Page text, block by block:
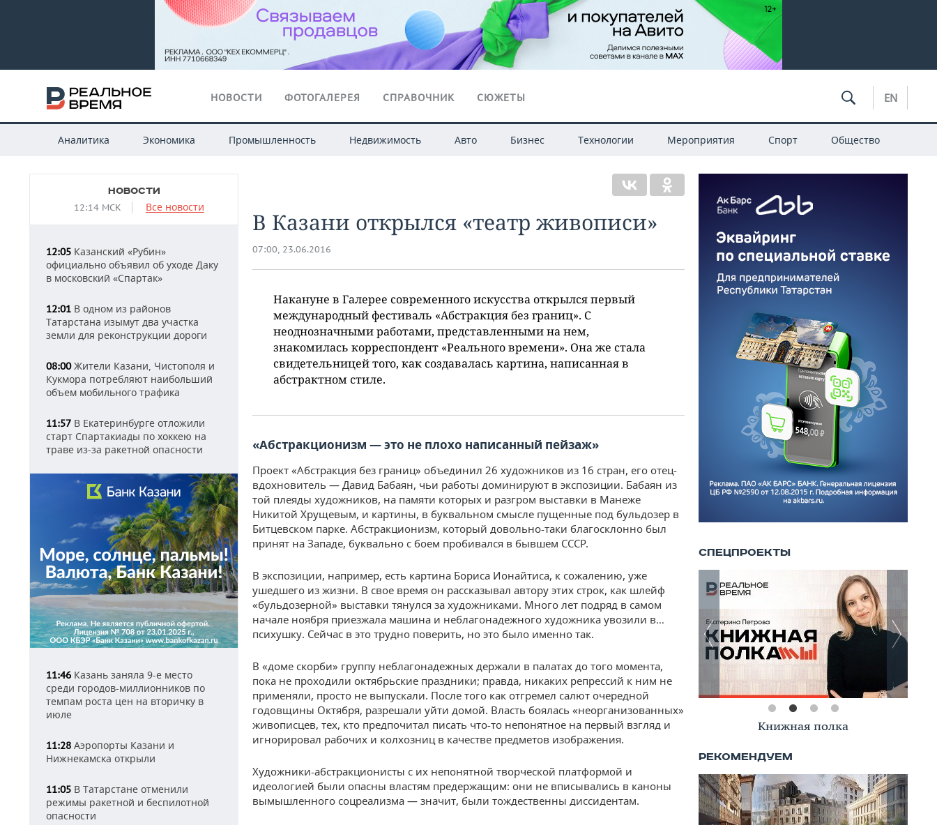
НОВОСТИ ФОТОГАЛЕРЕЯ СПРАВОЧНИК СЮЖЕТЫ EN
Аналитика Экономика Промышленность Недвижимость Авто Бизнес Технологии Мероприятия Спорт Общество
НОВОСТИ
12:14 МСК Все новости
12:05 Казанский «Рубин»
официально объявил об уходе Даку
в московский «Спартак»
12:01 В одном из районов
Татарстана изымут два участка
земли для реконструкции дороги
08:00Жители Казани, Чистополя и
Кукмора потребляют наибольший
объем мобильного трафика
11:57 В Екатеринбурге отложили
старт Спартакиады по хоккею на
траве из-за ракетной опасности
11:46 Казань заняла 9-е место
среди городов-миллионников по
темпам роста цен на вторичку в
июле
11:28 Аэропорты Казани и
Нижнекамска открыли
11:05 В Татарстане отменили
режимы ракетной и беспилотной
опасности
В Казани открылся «театр живописи»
07:00, 23.06.2016
Накануне в Галерее современного искусства открылся первый
международный фестиваль «Абстракция без границ». С
неоднозначными работами, представленными на нем,
знакомилась корреспондент «Реального времени». Она же стала
свидетельницей того, как создавалась картина, написанная в
абстрактном стиле.
«Абстракционизм —это не плохо написанный пейзаж»
Проект «Абстракция без границ» объединил 26 художников из 16 стран, его отец-
вдохновитель — Давид Бабаян, чьи работы доминируют в экспозиции. Бабаян из
той плеяды художников, на памяти которых и разгром выставки в Манеже
Никитой Хрущевым, и картины, в буквальном смысле пущенные под бульдозер в
Битцевском парке. Абстракционизм, который довольно-таки благосклонно был
принят на Западе, буквально с боем пробивался в бывшем СССР.
В экспозиции, например, есть картина Бориса Ионайтиса, к сожалению, уже
ушедшего из жизни. В свое время он рассказывал автору этих строк, как шлейф
«бульдозерной» выставки тянулся за художниками. Много лет подряд в самом
начале ноября приезжала машина и неблагонадежного художника увозили в…
психушку. Сейчас в это трудно поверить, но это было именно так.
В «доме скорби» группу неблагонадежных держали в палатах до того момента,
пока не проходили октябрьские праздники; правда, никаких репрессий к ним не
применяли, просто не выпускали. После того как отгремел салют очередной
годовщины Октября, разрешали уйти домой. Власть боялась «неорганизованных»
живописцев, тех, кто предпочитал писать что-то непонятное на первый взгляд и
игнорировал рабочих и колхозниц в качестве предметов изображения.
Художники-абстракционисты с их непонятной творческой платформой и
идеологией были опасны властям предержащим: они не вписывались в каноны
вымышленного соцреализма — значит, были тождественны диссидентам.
Книжная полка
Вклад Татарстана в Победу